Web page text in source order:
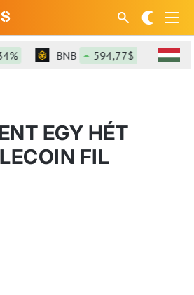
BNB 594,77$ +0,79%
EGY HÉT
FIL